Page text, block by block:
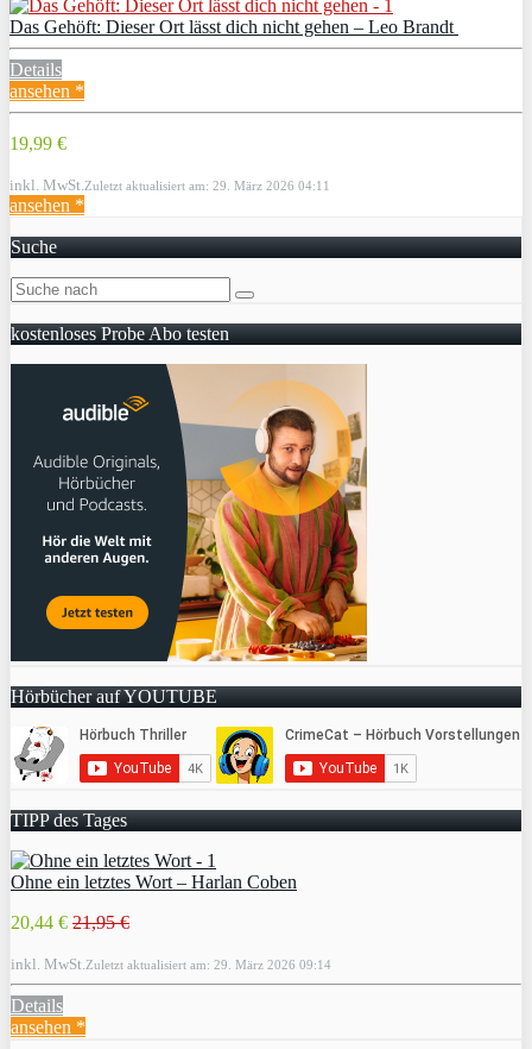
Das Gehöft: Dieser Ort lässt dich nicht gehen – Leo Brandt
Details
ansehen *
19,99 €
inkl. MwSt. Zuletzt aktualisiert am: 29. März 2026 04:11
ansehen *
Suche
kostenloses Probe Abo testen
Hörbücher auf YOUTUBE
TIPP des Tages
Ohne ein letztes Wort – Harlan Coben
20,44 € 21,95 €
inkl. MwSt. Zuletzt aktualisiert am: 29. März 2026 09:14
Details
ansehen *